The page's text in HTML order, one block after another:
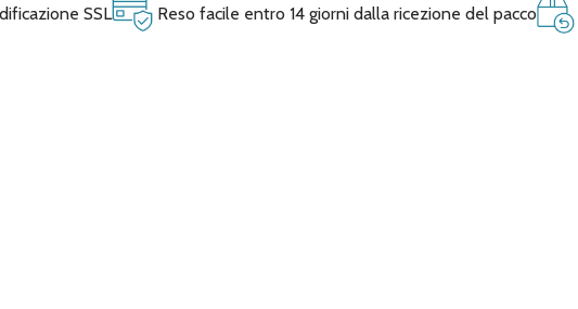
SSL Reso facile entro 14 giorni dalla ricezione del pacco